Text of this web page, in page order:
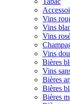
Vins
Vins
Vins
Vins
Bières
Vins
Bières
Bières
Bières